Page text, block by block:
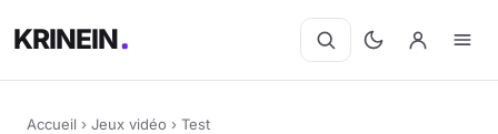
KRINEIN
Accueil › Jeux vidéo › Test